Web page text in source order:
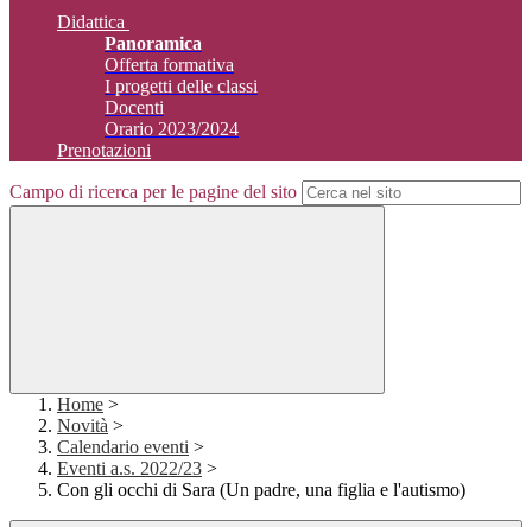
Didattica
Panoramica
Offerta formativa
I progetti delle classi
Docenti
Orario 2023/2024
Prenotazioni
Campo di ricerca per le pagine del sito
Home >
Novità >
Calendario eventi >
Eventi a.s. 2022/23 >
Con gli occhi di Sara (Un padre, una figlia e l'autismo)